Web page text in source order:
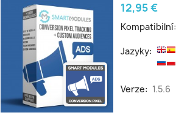
Cena
12,95 €
Kompatibilní:
Jazyky:
Verze: 1.5.6